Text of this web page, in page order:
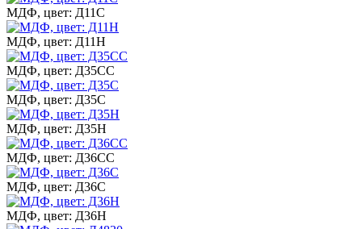
МДФ, цвет: Д11С
МДФ, цвет: Д11Н
МДФ, цвет: Д35СС
МДФ, цвет: Д35С
МДФ, цвет: Д35Н
МДФ, цвет: Д36СС
МДФ, цвет: Д36С
МДФ, цвет: Д36Н